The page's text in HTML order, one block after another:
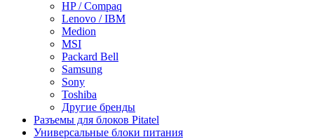
HP / Compaq
Lenovo / IBM
Medion
MSI
Packard Bell
Samsung
Sony
Toshiba
Другие бренды
Разъемы для блоков Pitatel
Универсальные блоки питания